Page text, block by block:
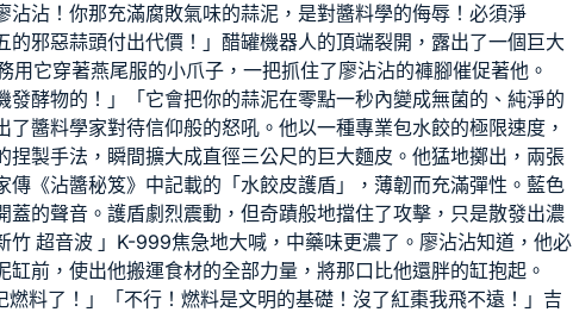
沾！你那充滿腐敗氣味的蒜泥，是對醬料學的侮辱！必須淨
邪惡蒜頭付出代價！」醋罐機器人的頂端裂開，露出了一個巨大
用它穿著燕尾服的小爪子，一把抓住了廖沾沾的褲腳催促著他。
發酵物的！」「它會把你的蒜泥在零點一秒內變成無菌的、純淨的
醬料學家對待信仰般的怒吼。他以一種專業包水餃的極限速度，
製手法，瞬間擴大成直徑三公尺的巨大麵皮。他猛地擲出，兩張
《沾醬秘笈》中記載的「水餃皮護盾」，薄韌而充滿彈性。藍色
的聲音。護盾劇烈震動，但奇蹟般地擋住了攻擊，只是散發出濃
竹 超音波 」K-999焦急地大喊，中藥味更濃了。廖沾沾知道，他必
前，使出他搬運食材的全部力量，將那口比他還胖的缸抱起。
料了！」「不行！燃料是文明的基礎！沒了紅棗我飛不遠！」吉